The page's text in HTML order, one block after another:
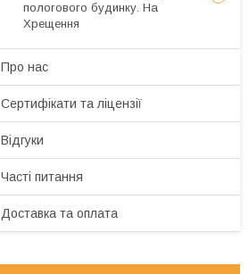
пологового будинку. На
Хрещення
Про нас
Сертифікати та ліцензії
Відгуки
Часті питання
Доставка та оплата